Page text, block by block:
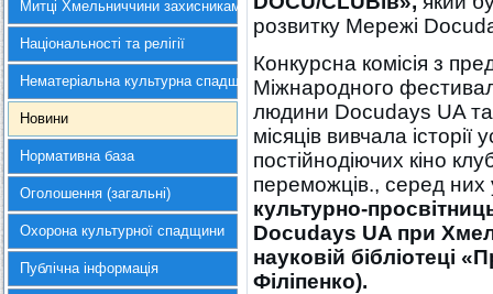
Митці Хмельниччини захисникам України
Національності та релігії
Нематеріальна культурна спадщина
Новини
Нормативна база
Оголошення (загальні)
Охорона культурної спадщини
Публічна інформація
розвитку Мережі
Конкурсна комісія з
Міжнародного
людини Docudays UA
місяців вивчала
постійнодіючих кіно
переможців., серед них
культурно-
Docudays UA при
науковій бібліотеці
Філіпенко).